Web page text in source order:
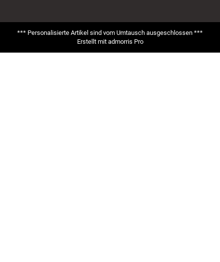
*** Personalisierte Artikel sind vom Umtausch ausgeschlossen ***
Erstellt mit admorris Pro